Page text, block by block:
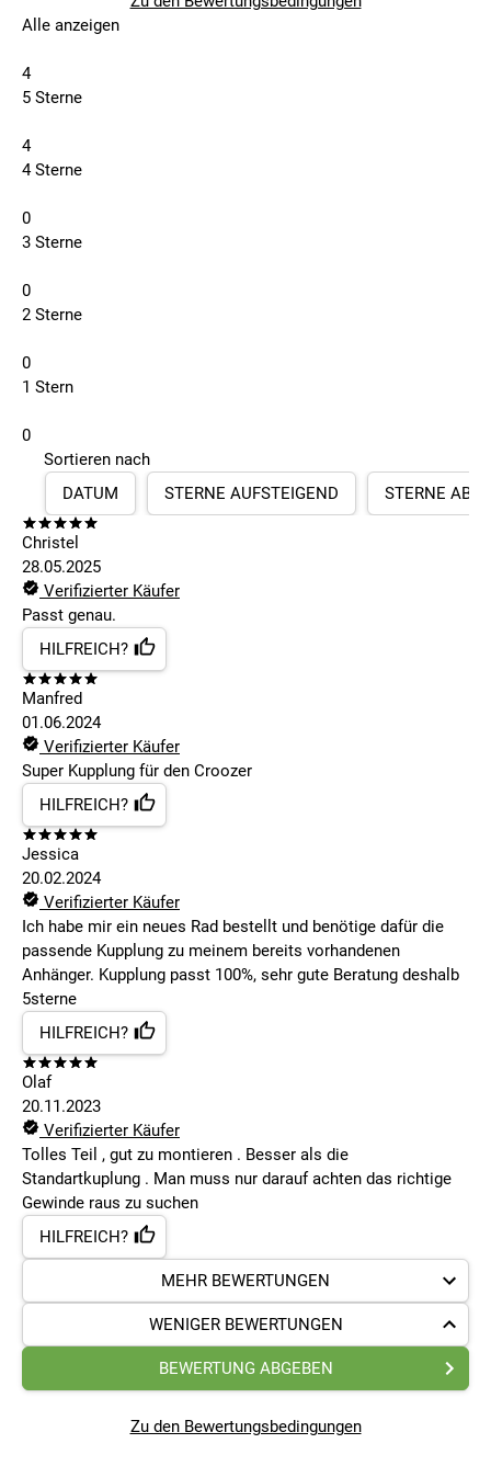
Alle anzeigen
4
5 Sterne
4
4 Sterne
0
3 Sterne
0
2 Sterne
0
1 Stern
0
Sortieren nach
DATUM
STERNE AUFSTEIGEND STERNE
Christel
28.05.2025
Verifizierter Käufer
Passt genau.
HILFREICH?
Manfred
01.06.2024
Verifizierter Käufer
Super Kupplung für den Croozer
HILFREICH?
Jessica
20.02.2024
Verifizierter Käufer
Ich habe mir ein neues Rad bestellt und benötige dafür die
passende Kupplung zu meinem bereits vorhandenen
Anhänger. Kupplung passt 100%, sehr gute Beratung deshalb
5sterne
HILFREICH?
Olaf
20.11.2023
Verifizierter Käufer
Tolles Teil , gut zu montieren . Besser als die
Standartkuplung . Man muss nur darauf achten das richtige
Gewinde raus zu suchen
HILFREICH?
MEHR BEWERTUNGEN
WENIGER BEWERTUNGEN
BEWERTUNG ABGEBEN
Zu den Bewertungsbedingungen